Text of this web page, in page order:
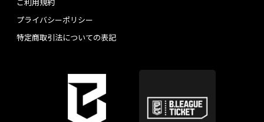
プライバシーポリシー
特定商取引法についての表記